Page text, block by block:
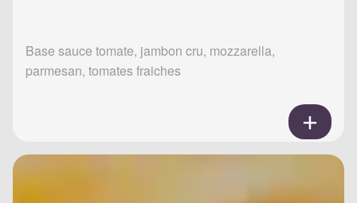
Base sauce tomate, jambon cru, mozzarella,
parmesan, tomates fraiches